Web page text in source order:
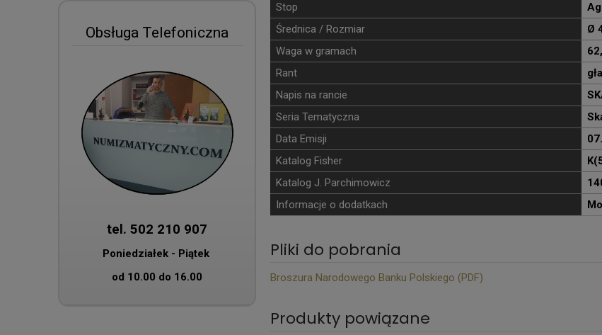
Obsługa Telefoniczna
tel. 502 210 907
Poniedziałek - Piątek
od 10.00 do 16.00
Stop
Średnica / Rozmiar
Ø
Waga w gramach
Rant
Napis na rancie
Seria Tematyczna
Data Emisji
Katalog Fisher
Katalog J. Parchimowicz
Informacje o dodatkach
Pliki do pobrania
Broszura Narodowego Banku Polskiego (PDF)
Produkty powiązane